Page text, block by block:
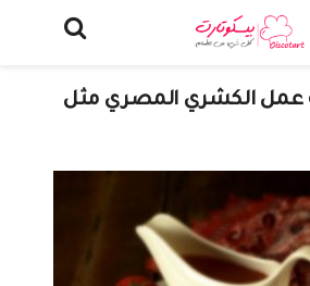
عمل الكشري المصري مثل